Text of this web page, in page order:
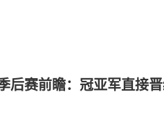
后赛前瞻：冠亚军直接